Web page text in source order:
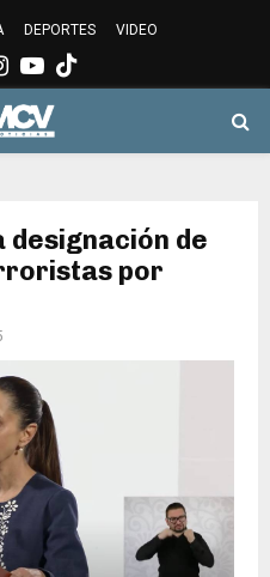
DEPORTES VIDEO
Instagram
Youtube
designación de
por